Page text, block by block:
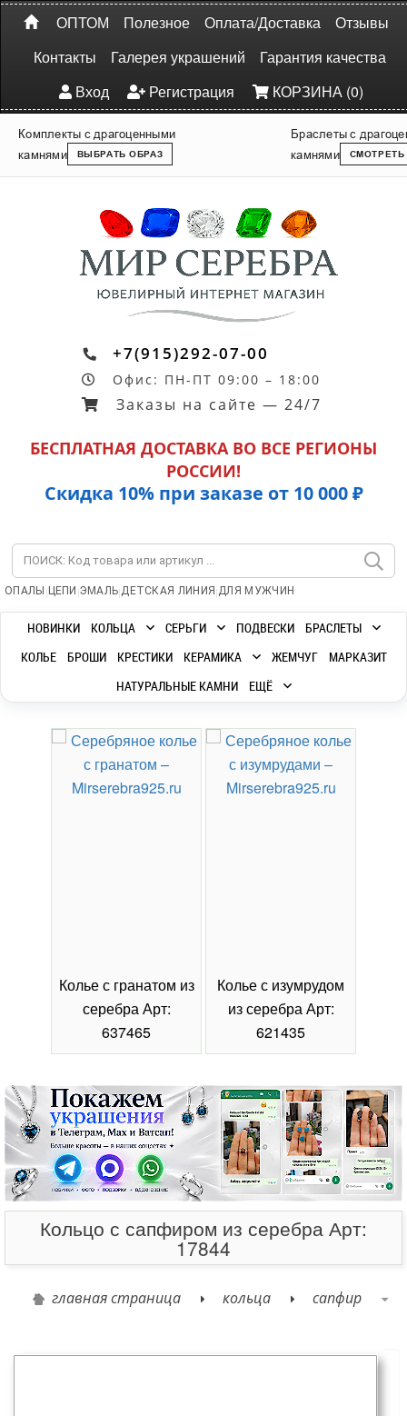
ОПТОМ Полезное Оплата/Доставка
Отзывы
Контакты
Галерея украшений
Гарантия качества
Вход
Регистрация КОРЗИНА (0)
Комплекты с драгоценными
камнями
ВЫБРАТЬ ОБРАЗ
Браслеты с
камнями
СМОТРЕТЬ
+7(915)292-07-00
Офис: ПН-ПТ 09:00 – 18:00
Заказы на сайте — 24/7
БЕСПЛАТНАЯ ДОСТАВКА ВО ВСЕ РЕГИОНЫ
РОССИИ!
Скидка 10% при заказе от 10 000 ₽
ОПАЛЫ | ЦЕПИ |ЭМАЛЬ|ДЕТСКАЯ ЛИНИЯ |ДЛЯ МУЖЧИН
НОВИНКИ КОЛЬЦА СЕРЬГИ ПОДВЕСКИ
БРАСЛЕТЫ
КОЛЬЕ
БРОШИ КРЕСТИКИ КЕРАМИКА ЖЕМЧУГ
МАРКАЗИТ
НАТУРАЛЬНЫЕ КАМНИ
ЕЩЁ
Колье с гранатом из
серебра Арт:
637465
Колье с изумрудом
из серебра Арт:
621435
Кольцо с сапфиром из серебра Арт:
17844
главная страница кольца сапфир